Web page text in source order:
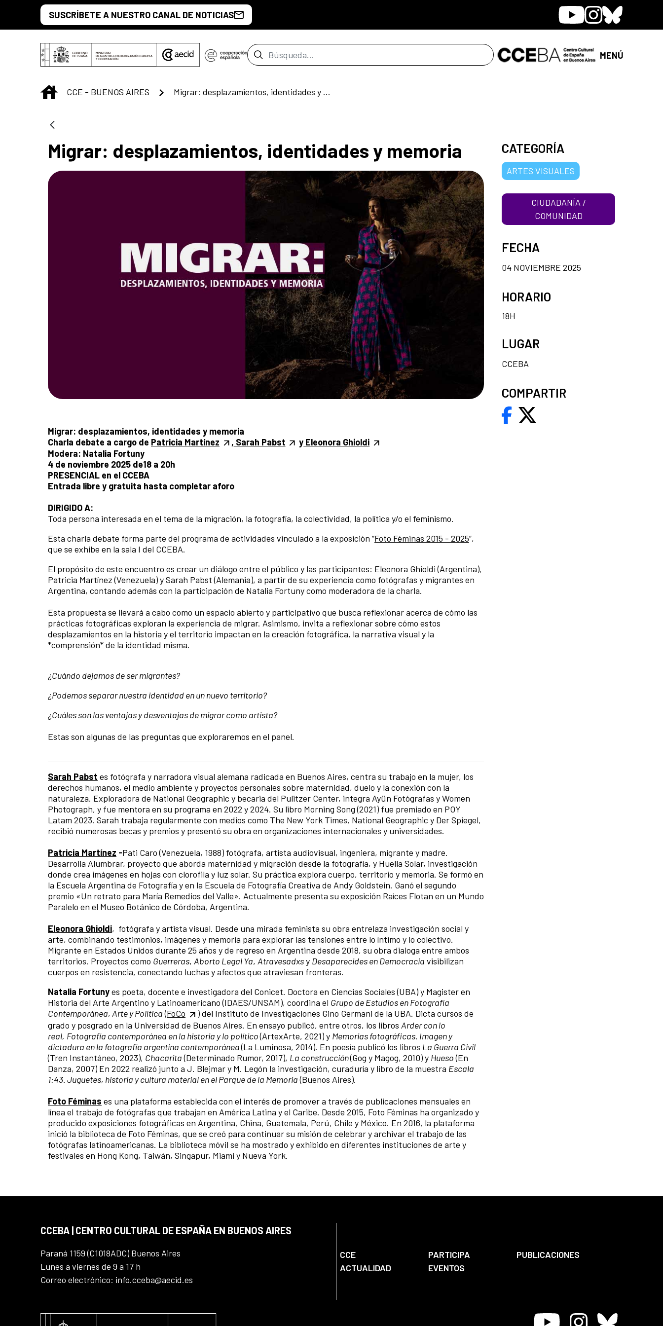
Saltar al contenido principal
SUSCRÍBETE A NUESTRO CANAL DE NOTICIAS YoutubeInstagram
Bluesky
Barra de búsqueda MENÚ
INICIO
CCE - BUENOS AIRES Migrar: desplazamientos, identidades y memoria
Migrar: desplazamientos, identidades y memoria
Migrar: desplazamientos, identidades y memoria
Charla debate a cargo de Patricia Martínez , Sarah Pabst y Eleonora Ghioldi
Modera: Natalia Fortuny
4 de noviembre 2025 de18 a 20h
PRESENCIAL en el CCEBA
Entrada libre y gratuita hasta completar aforo
DIRIGIDO A:
Toda persona interesada en el tema de la migración, la fotografía, la colectividad, la política y/o el feminismo.
Esta charla debate forma parte del programa de actividades vinculado a la exposición “Foto Féminas 2015 - 2025”,
que se exhibe en la sala I del CCEBA.
El propósito de este encuentro es crear un diálogo entre el público y las participantes: Eleonora Ghioldi (Argentina),
Patricia Martínez (Venezuela) y Sarah Pabst (Alemania), a partir de su experiencia como fotógrafas y migrantes en
Argentina, contando además con la participación de Natalia Fortuny como moderadora de la charla.
Esta propuesta se llevará a cabo como un espacio abierto y participativo que busca reflexionar acerca de cómo las
prácticas fotográficas exploran la experiencia de migrar. Asimismo, invita a reflexionar sobre cómo estos
desplazamientos en la historia y el territorio impactan en la creación fotográfica, la narrativa visual y la
*comprensión* de la identidad misma.
¿Cuándo dejamos de ser migrantes?
¿Podemos separar nuestra identidad en un nuevo territorio?
¿Cuáles son las ventajas y desventajas de migrar como artista?
Estas son algunas de las preguntas que exploraremos en el panel.
Sarah Pabst es fotógrafa y narradora visual alemana radicada en Buenos Aires, centra su trabajo en la mujer, los
derechos humanos, el medio ambiente y proyectos personales sobre maternidad, duelo y la conexión con la
naturaleza. Exploradora de National Geographic y becaria del Pulitzer Center, integra Ayün Fotógrafas y Women
Photograph, y fue mentora en su programa en 2022 y 2024. Su libro Morning Song (2021) fue premiado en POY
Latam 2023. Sarah trabaja regularmente con medios como The New York Times, National Geographic y Der Spiegel,
recibió numerosas becas y premios y presentó su obra en organizaciones internacionales y universidades.
Patricia Martínez -Pati Caro (Venezuela, 1988) fotógrafa, artista audiovisual, ingeniera, migrante y madre.
Desarrolla Alumbrar, proyecto que aborda maternidad y migración desde la fotografía, y Huella Solar, investigación
donde crea imágenes en hojas con clorofila y luz solar. Su práctica explora cuerpo, territorio y memoria. Se formó en
la Escuela Argentina de Fotografía y en la Escuela de Fotografía Creativa de Andy Goldstein. Ganó el segundo
premio «Un retrato para María Remedios del Valle». Actualmente presenta su exposición Raíces Flotan en un Mundo
Paralelo en el Museo Botánico de Córdoba, Argentina.
Eleonora Ghioldi, fotógrafa y artista visual. Desde una mirada feminista su obra entrelaza investigación social y
arte, combinando testimonios, imágenes y memoria para explorar las tensiones entre lo íntimo y lo colectivo.
Migrante en Estados Unidos durante 25 años y de regreso en Argentina desde 2018, su obra dialoga entre ambos
territorios. Proyectos como Guerreras, Aborto Legal Ya, Atravesadxsy Desaparecides en Democracia visibilizan
cuerpos en resistencia, conectando luchas y afectos que atraviesan fronteras.
Natalia Fortunyes poeta, docente e investigadora del Conicet. Doctora en Ciencias Sociales (UBA) y Magister en
Historia del Arte Argentino y Latinoamericano (IDAES/UNSAM), coordina el Grupo de Estudios en Fotografía
Contemporánea, Arte y Política(FoCo
) del Instituto de Investigaciones Gino Germani de la UBA. Dicta cursos de
grado y posgrado en la Universidad de Buenos Aires. En ensayo publicó, entre otros, los libros Arder con lo
real, Fotografía contemporánea en la historia y lo político(ArtexArte, 2021) y Memorias fotográficas. Imagen y
dictadura en la fotografía argentina contemporánea(La Luminosa, 2014). En poesía publicó los libros La Guerra Civil
(Tren Instantáneo, 2023), Chacarita(Determinado Rumor, 2017), La construcción(Gog y Magog, 2010) y Hueso(En
Danza, 2007) En 2022 realizó junto a J. Blejmar y M. Legón la investigación, curaduría y libro de la muestra Escala
1:43. Juguetes, historia y cultura material en el Parque de la Memoria(Buenos Aires).
Foto Féminas es una plataforma establecida con el interés de promover a través de publicaciones mensuales en
línea el trabajo de fotógrafas que trabajan en América Latina y el Caribe. Desde 2015, Foto Féminas ha organizado y
producido exposiciones fotográficas en Argentina, China, Guatemala, Perú, Chile y México. En 2016, la plataforma
inició la biblioteca de Foto Féminas, que se creó para continuar su misión de celebrar y archivar el trabajo de las
fotógrafas latinoamericanas. La biblioteca móvil se ha mostrado y exhibido en diferentes instituciones de arte y
festivales en Hong Kong, Taiwán, Singapur, Miami y Nueva York.
CATEGORÍA
ARTES VISUALES
CIUDADANÍA /
COMUNIDAD
FECHA
04 NOVIEMBRE 2025
HORARIO
18H
LUGAR
CCEBA
COMPARTIR
CCEBA | CENTRO CULTURAL DE ESPAÑA EN BUENOS AIRES
Paraná 1159 (C1018ADC) Buenos Aires
Lunes a viernes de 9 a 17 h
Correo electrónico: info.cceba@aecid.es
CCE PARTICIPA
PUBLICACIONES
ACTUALIDAD
EVENTOS
Youtube InstagramBluesky